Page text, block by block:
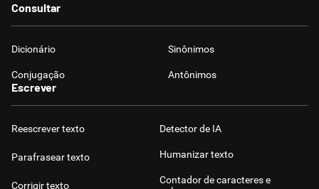
Consultar
Dicionário Sinônimos
Conjugação Antônimos
Escrever
Reescrever texto
Parafrasear texto
Corrigir texto
Detector de IA
Humanizar texto
Contador de caracteres e